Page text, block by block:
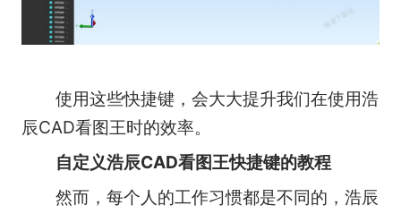
使用这些快捷键，会大大提升我们在使用浩
辰CAD看图王时的效率。
自定义浩辰CAD看图王快捷键的教程
然而，每个人的工作习惯都是不同的，浩辰